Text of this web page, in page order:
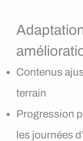
Contenus
terrain
Progression
les journées